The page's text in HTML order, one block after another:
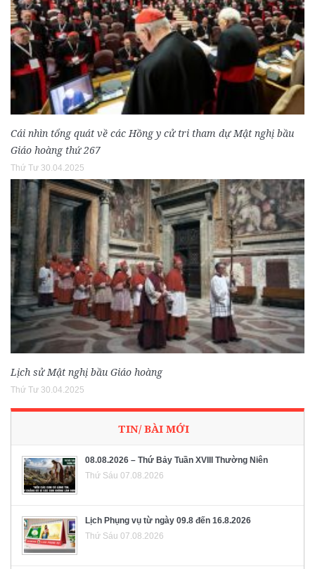
Cái nhìn tổng quát về các Hồng y cử tri tham dự Mật nghị bầu
Giáo hoàng thứ 267
Thứ Tư 30.04.2025
Lịch sử Mật nghị bầu Giáo hoàng
Thứ Tư 30.04.2025
TIN/ BÀI MỚI
08.08.2026 – Thứ Bảy Tuần XVIII Thường Niên
Thứ Sáu 07.08.2026
Lịch Phụng vụ từ ngày 09.8 đến 16.8.2026
Thứ Sáu 07.08.2026